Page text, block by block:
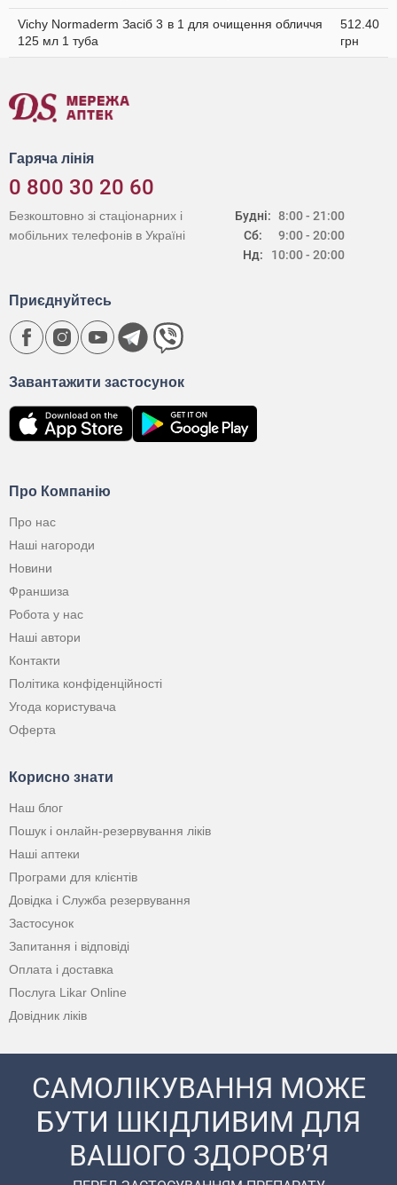
Vichy Normaderm Засіб 3 в 1 для очищення обличчя
125 мл 1 туба
512.40
грн
Гаряча лінія
0 800 30 20 60
Будні:
Сб:
Нд:
8:00 - 21:00
9:00 - 20:00
10:00 - 20:00
Безкоштовно зі стаціонарних і
мобільних телефонів в Україні
Про Компанію
Про нас
Наші нагороди
Новини
Франшиза
Робота у нас
Наші автори
Контакти
Політика конфіденційності
Угода користувача
Оферта
Корисно знати
Наш блог
Пошук і онлайн-резервування ліків
Наші аптеки
Програми для клієнтів
Довідка і Служба резервування
Застосунок
Запитання і відповіді
Оплата і доставка
Послуга Likar Online
Довідник ліків
Завантажити застосунок
Приєднуйтесь
САМОЛІКУВАННЯ МОЖЕ
БУТИ ШКІДЛИВИМ ДЛЯ
ВАШОГО ЗДОРОВ’Я